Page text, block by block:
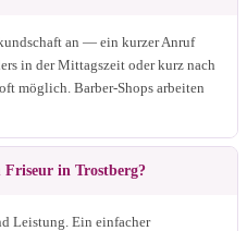
an — ein kurzer Anruf
in der Mittagszeit oder kurz nach
möglich. Barber-Shops arbeiten
Friseur in Trostberg?
Leistung. Ein einfacher